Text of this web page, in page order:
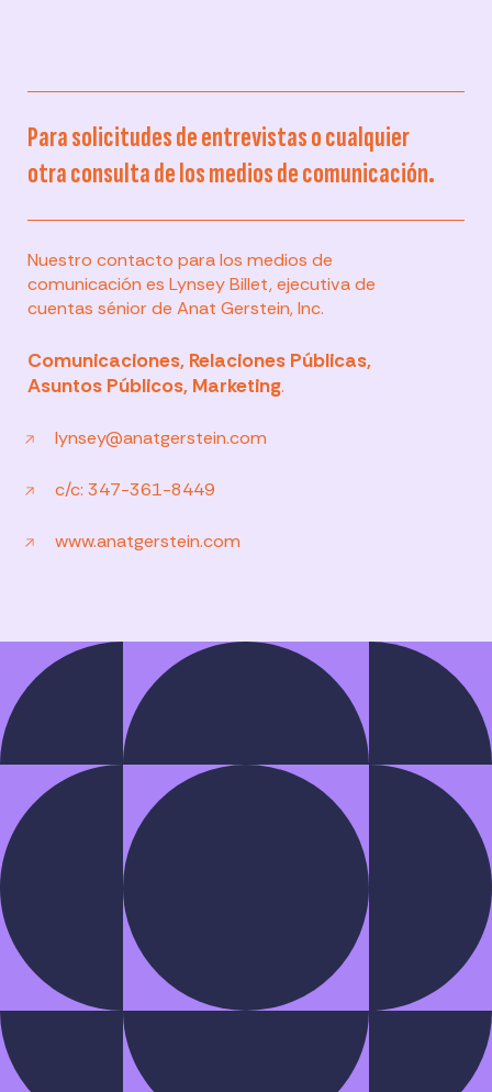
Para solicitudes de entrevistas o cualquier
otra consulta de los medios de comunicación.
Nuestro contacto para los medios de
comunicación es Lynsey Billet, ejecutiva de
cuentas sénior de Anat Gerstein, Inc.
Comunicaciones, Relaciones Públicas,
Asuntos Públicos, Marketing.
lynsey@anatgerstein.com
c/c: 347-361-8449
www.anatgerstein.com